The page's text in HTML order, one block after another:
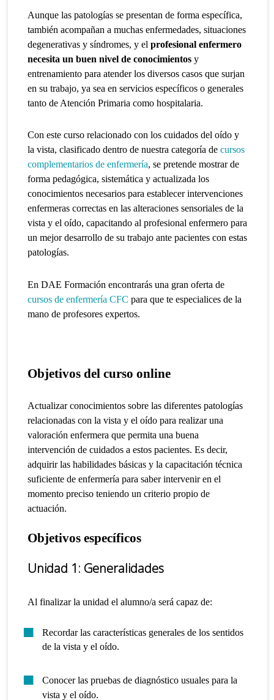
Aunque las patologías se presentan de forma específica,
también acompañan a muchas enfermedades, situaciones
degenerativas y síndromes, y elprofesional enfermero
necesita un buen nivel de conocimientos y
entrenamiento para atender los diversos casos que surjan
en su trabajo, ya sea en servicios específicos o generales
tanto de Atención Primaria como hospitalaria.
Con este curso relacionado con los cuidados del oído y
la vista, clasificado dentro de nuestra categoría decursos
complementarios de enfermería, se pretende mostrar de
forma pedagógica, sistemática y actualizada los
conocimientos necesarios para establecer intervenciones
enfermeras correctas en las alteraciones sensoriales de la
vista y el oído, capacitando al profesional enfermero para
un mejor desarrollo de su trabajo ante pacientes con estas
patologías.
En DAE Formación encontrarás una gran oferta de
cursos de enfermería CFC para que te especialices de la
mano de profesores expertos.
Objetivos del curso online
Actualizar conocimientos sobre las diferentes patologías
relacionadas con la vista y el oído para realizar una
valoración enfermera que permita una buena
intervención de cuidados a estos pacientes.Es decir,
adquirir las habilidades básicas y la capacitación técnica
suficiente de enfermería para saber intervenir en el
momento preciso teniendo un criterio propio de
actuación.
Objetivos específicos
Unidad 1: Generalidades
Al finalizar la unidad el alumno/a será capaz de:
Recordar las características generales de los sentidos
de la vista y el oído.
Conocer las pruebas de diagnóstico usuales para la
vista y el oído.